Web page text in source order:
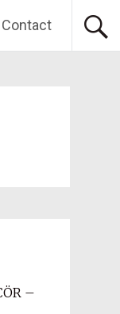
Contact
–